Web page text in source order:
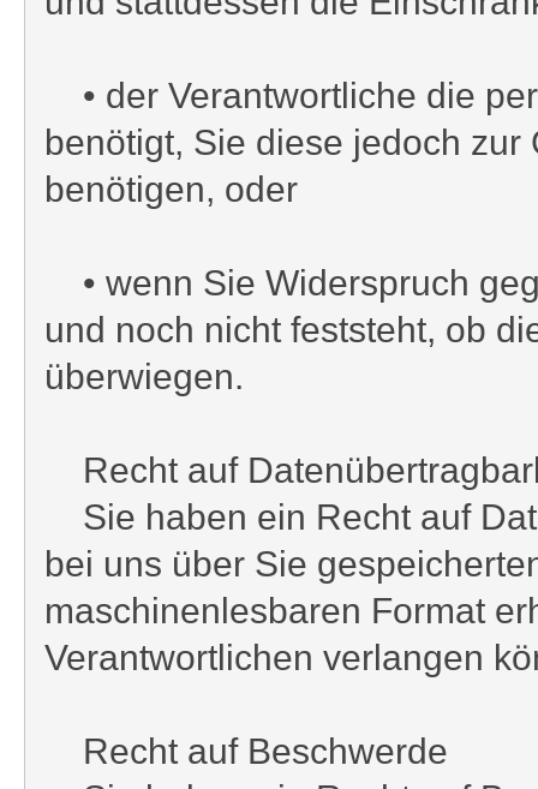
• der Verantwortliche die
benötigt, Sie diese jedoch
benötigen, oder
• wenn Sie Widerspruch
und noch nicht feststeht, ob
überwiegen.
Recht auf
Sie haben ein Recht auf
bei uns über Sie
maschinenlesbaren Format
Verantwortlichen verlangen
Recht auf Beschwerde